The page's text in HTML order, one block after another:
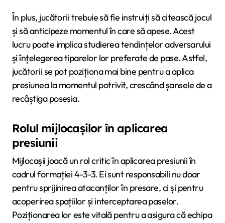
În plus, jucătorii trebuie să fie instruiți să citească jocul
și să anticipeze momentul în care să apese. Acest
lucru poate implica studierea tendințelor adversarului
și înțelegerea tiparelor lor preferate de pase. Astfel,
jucătorii se pot poziționa mai bine pentru a aplica
presiunea la momentul potrivit, crescând șansele de a
recâștiga posesia.
Rolul mijlocașilor în aplicarea
presiunii
Mijlocașii joacă un rol critic în aplicarea presiunii în
cadrul formației 4-3-3. Ei sunt responsabili nu doar
pentru sprijinirea atacanților în presare, ci și pentru
acoperirea spațiilor și interceptarea paselor.
Poziționarea lor este vitală pentru a asigura că echipa